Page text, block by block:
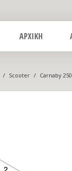
ΑΡΧΙΚΗ
/ Scooter / Carnaby 250